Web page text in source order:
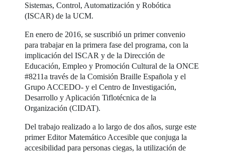
Sistemas, Control, Automatización y Robótica
(ISCAR) de la UCM.
En enero de 2016, se suscribió un primer convenio
para trabajar en la primera fase del programa, con la
implicación del ISCAR y de la Dirección de
Educación, Empleo y Promoción Cultural de la ONCE
#8211a través de la Comisión Braille Española y el
Grupo ACCEDO- y el Centro de Investigación,
Desarrollo y Aplicación Tiflotécnica de la
Organización (CIDAT).
Del trabajo realizado a lo largo de dos años, surge este
primer Editor Matemático Accesible que conjuga la
accesibilidad para personas ciegas, la utilización de